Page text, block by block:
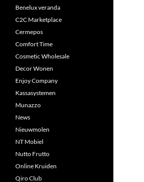
Benelux veranda
C2C Marketplace
Cermepos
Comfort Time
Cosmetic Wholesale
Decor Wonen
Enjoy Company
Kassasystemen
Munazzo
News
Nieuwmolen
NT Mobiel
Nutto Frutto
Online Kruiden
Qiro Club